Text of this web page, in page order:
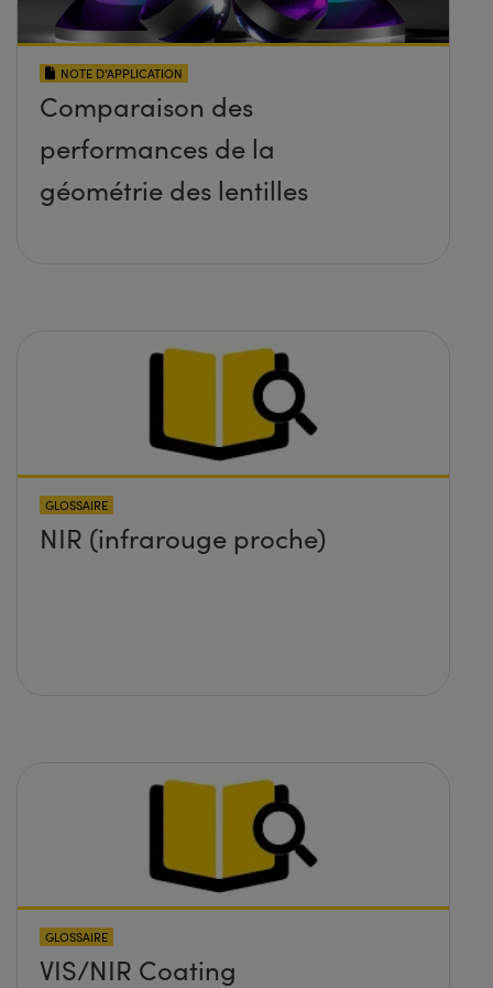
NOTE D’APPLICATION
Comparaison des
performances de la
géométrie des lentilles
GLOSSAIRE
NIR (infrarouge proche)
GLOSSAIRE
VIS/NIR Coating